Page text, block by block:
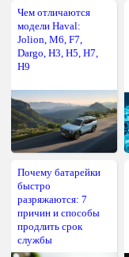
Чем отличаются
модели Haval:
Jolion, M6, F7,
Dargo, H3, H5, H7,
H9
Почему батарейки
быстро
разряжаются: 7
причин и способы
продлить срок
службы